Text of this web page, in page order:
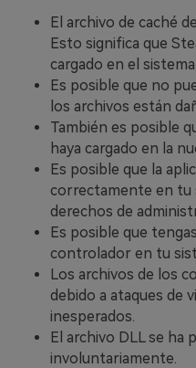
El archivo de caché
Esto significa que
cargado en el
Es posible que no
los archivos están
También es posible
haya cargado en la
Es posible que la
correctamente en tu
derechos de
Es posible que
controlador en tu
Los archivos de los
debido a ataques de
inesperados.
El archivo DLL se ha
involuntariamente.